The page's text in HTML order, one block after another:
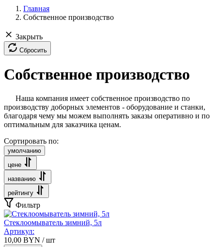
Главная
Собственное производство
Закрыть
Сбросить
Собственное производство
Наша компания имеет собственное производство по
производству доборных элементов - оборудование и станки,
благодаря чему мы можем выполнять заказы оперативно и по
оптимальным для заказчика ценам.
Сортировать по:
умолчанию
цене
названию
рейтингу
Фильтр
Стеклоомыватель зимний, 5л
Артикул:
10,00 BYN / шт